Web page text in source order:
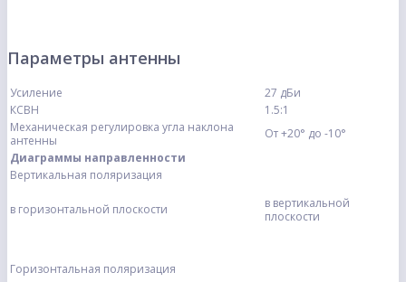
Параметры антенны
Усиление
27 дБи
КСВН
1.5:1
Механическая регулировка угла наклона
антенны
От +20° до -10°
Диаграммы направленности
Вертикальная поляризация
в горизонтальной плоскости
в вертикальной
плоскости
Горизонтальная поляризация